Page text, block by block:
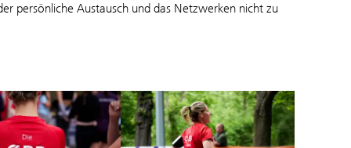
persönliche Austausch und das Netzwerken nicht zu